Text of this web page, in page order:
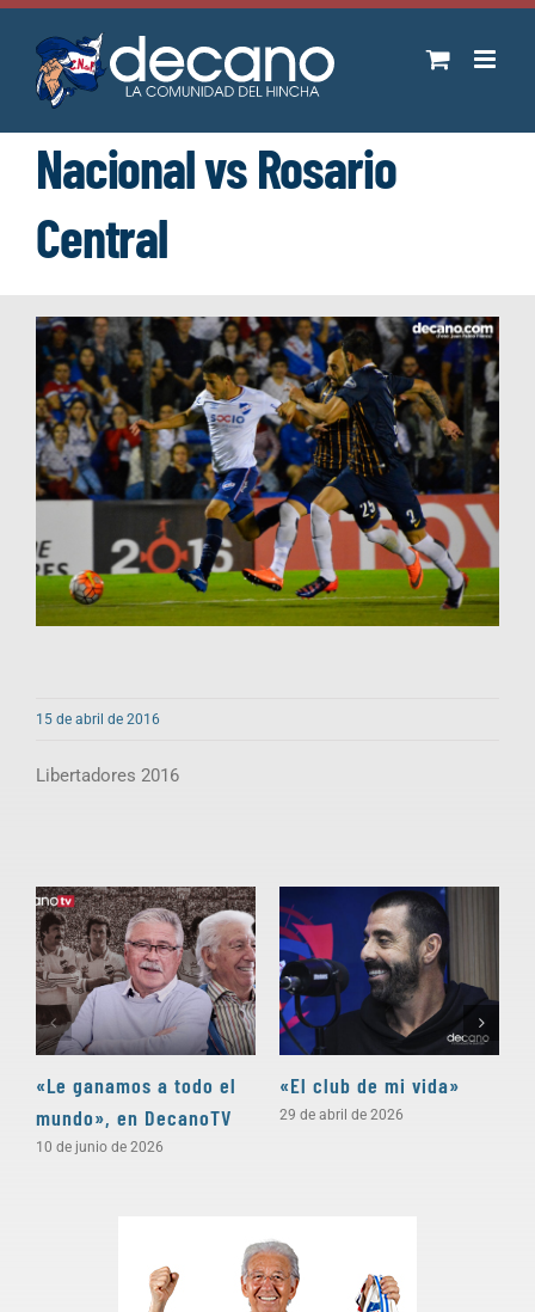
Saltar
contenido
Nacional vs Rosario
Central
15 de abril de 2016
Libertadores 2016
«Le ganamos a todo el
mundo», en DecanoTV
10 de junio de 2026
«El club de mi vida»
29 de abril de 2026